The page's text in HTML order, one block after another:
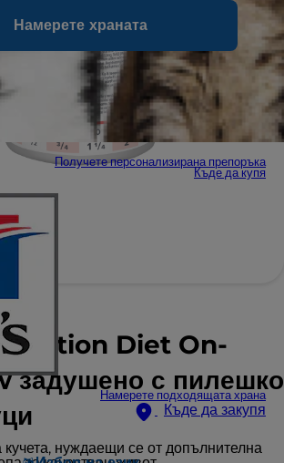
Намерете храната
Получете персонализирана препоръка
Къде да купя
Намерете подходящата храна
Къде да закупя
Diet On-
задушено с пилешко
кучета, нуждаещи се от допълнителна